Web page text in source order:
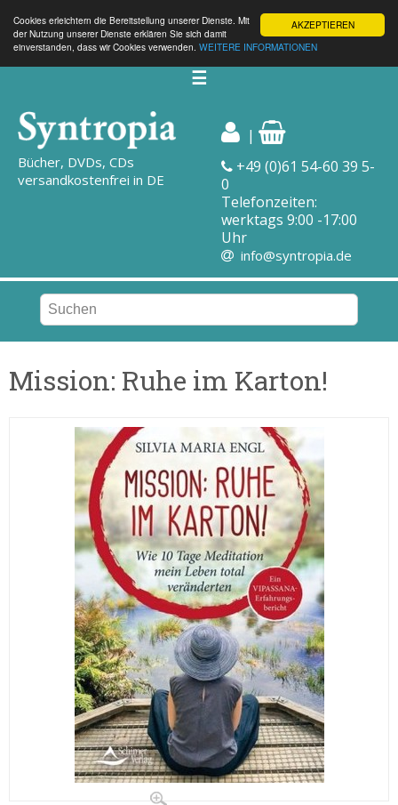
AKZEPTIEREN
Cookies erleichtern die Bereitstellung unserer Dienste. Mit
der Nutzung unserer Dienste erklären Sie sich damit
einverstanden, dass wir Cookies verwenden. WEITERE INFORMATIONEN
☰
Bücher, DVDs, CDs
versandkostenfrei in DE
|
+49 (0)61 54-60 39 5-
0
Telefonzeiten:
werktags 9:00 -17:00
Uhr
info@syntropia.de
Mission: Ruhe im Karton!